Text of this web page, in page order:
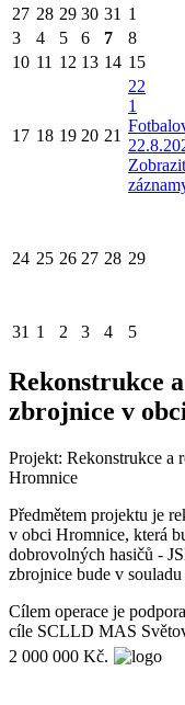
27 28 29 30 31 1
3
4 5 6 7 8
10 11 12 13 14 15
17 18 19 20 21
22
1
24 25 26 27 28 29
31 1 2 3 4 5
Rekonstrukce
zbrojnice v
Projekt: Rekonstrukce a
Hromnice
Předmětem projektu je
v obci Hromnice, která
dobrovolných hasičů -
zbrojnice bude v
Cílem operace je
cíle SCLLD MAS
2 000 000 Kč.